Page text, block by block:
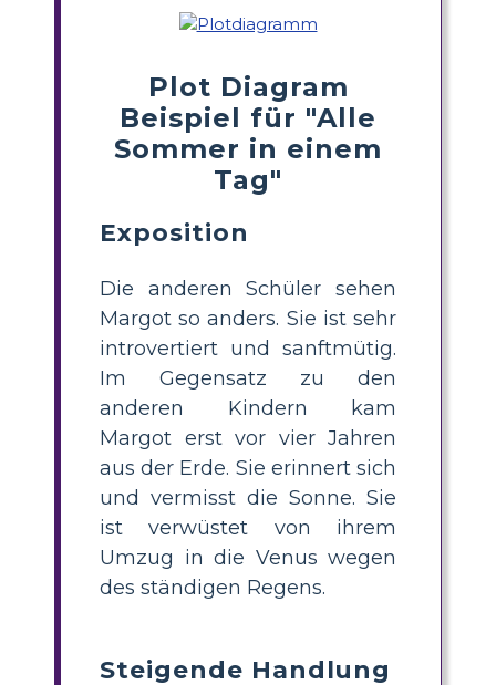
Plot Diagram
Beispiel für "Alle
Sommer in einem
Tag"
Exposition
Die anderen Schüler sehen
Margot so anders. Sie ist sehr
introvertiert und sanftmütig.
Im Gegensatz zu den
anderen Kindern kam
Margot erst vor vier Jahren
aus der Erde. Sie erinnert sich
und vermisst die Sonne. Sie
ist verwüstet von ihrem
Umzug in die Venus wegen
des ständigen Regens.
Steigende Handlung